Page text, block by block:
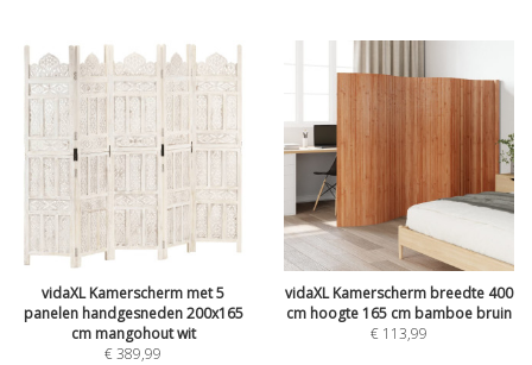
vidaXL Kamerscherm met 5
panelen handgesneden 200x165
cm mangohout wit
€389,99
vidaXL Kamerscherm breedte 400
cm hoogte 165 cm bamboe bruin
€ 113,99